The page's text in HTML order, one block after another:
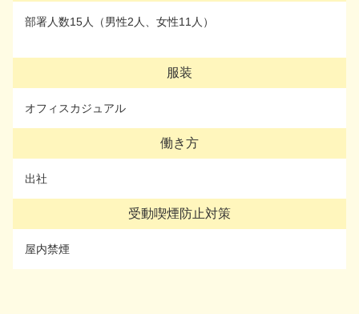
部署人数15人（男性2人、女性11人）
服装
オフィスカジュアル
働き方
出社
受動喫煙防止対策
屋内禁煙
部署人数15人（男性2人、女性11人）
服装
オフィスカジュアル
働き方
出社
受動喫煙防止対策
屋内禁煙